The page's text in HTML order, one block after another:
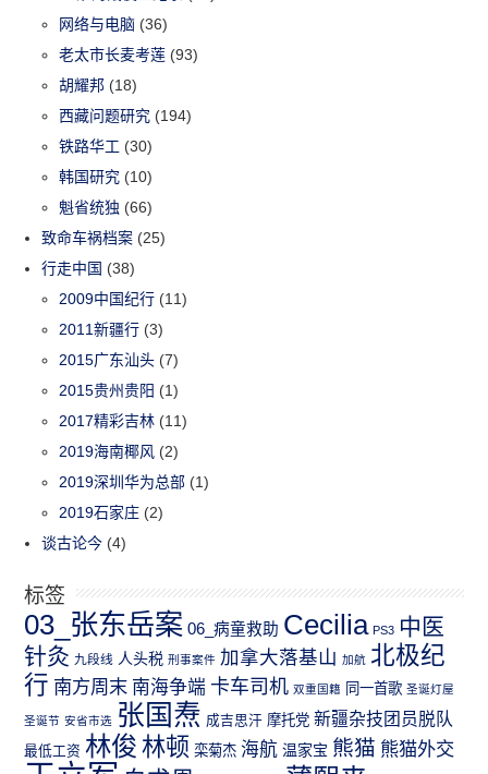
网络与电脑 (36)
老太市长麦考莲 (93)
胡耀邦 (18)
西藏问题研究 (194)
铁路华工 (30)
韩国研究 (10)
魁省统独 (66)
致命车祸档案 (25)
行走中国 (38)
2009中国纪行 (11)
2011新疆行 (3)
2015广东汕头 (7)
2015贵州贵阳 (1)
2017精彩吉林 (11)
2019海南椰风 (2)
2019深圳华为总部 (1)
2019石家庄 (2)
谈古论今 (4)
标签
03_张东岳案 06_病童救助 Cecilia PS3 中医
针灸 九段线 人头税 刑事案件 加拿大落基山 加航 北极纪
行 南方周末 南海争端 卡车司机 双重国籍 同一首歌 圣诞灯屋
圣诞节 安省市选 张国焘 成吉思汗 摩托党 新疆杂技团员脱队
最低工资 林俊 林顿 栾菊杰 海航 温家宝 熊猫 熊猫外交